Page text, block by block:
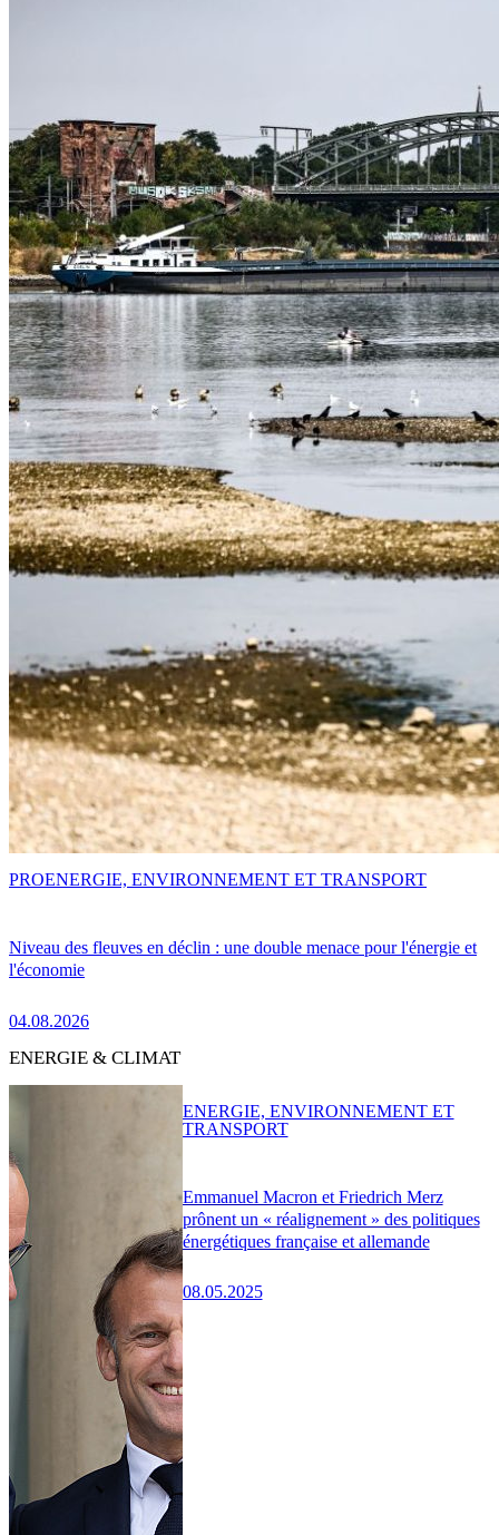
Niveau des fleuves en déclin : une double menace pour l'énergie et
l'économie
04.08.2026
PROENERGIE, ENVIRONNEMENT ET TRANSPORT
ENERGIE & CLIMAT
Emmanuel Macron et Friedrich Merz
prônent un « réalignement » des politiques
énergétiques française et allemande
08.05.2025
ENERGIE, ENVIRONNEMENT ET
TRANSPORT